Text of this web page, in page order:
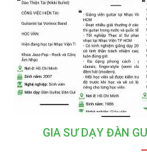
GIA SƯ DẠY ĐÀN